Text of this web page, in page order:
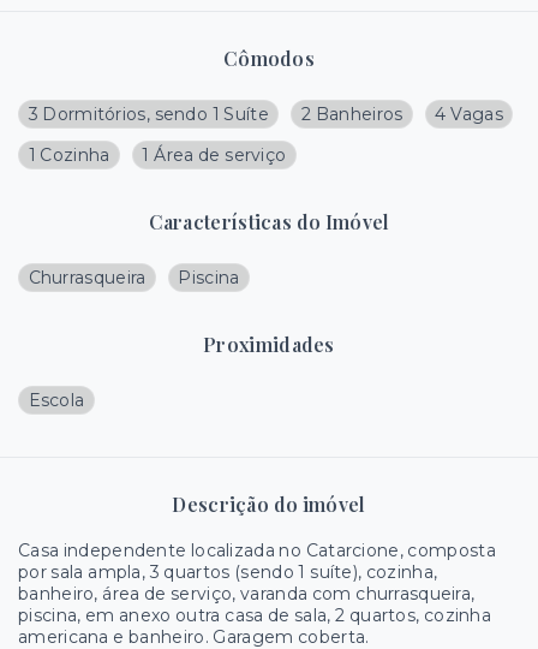
Cômodos
3 Dormitórios, sendo 1 Suíte 2 Banheiros
4 Vagas
1 Cozinha
1 Área de serviço
Características do Imóvel
Churrasqueira Piscina
Proximidades
Escola
Descrição do imóvel
Casa independente localizada no Catarcione, composta
por sala ampla, 3 quartos (sendo 1 suíte), cozinha,
banheiro, área de serviço, varanda com churrasqueira,
piscina, em anexo outra casa de sala, 2 quartos, cozinha
americana e banheiro. Garagem coberta.